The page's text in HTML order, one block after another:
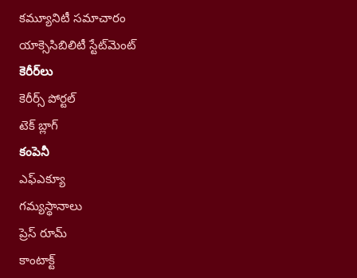
కమ్యూనిటీ సమాచారం
యాక్సెసిబిలిటీ స్టేట్‌మెంట్
కెరీర్‌లు
కెరీర్స్ పోర్టల్
టెక్ బ్లాగ్
కంపెనీ
ఎఫ్ఎక్యూ
గమ్యస్థానాలు
ప్రెస్ రూమ్
కాంటాక్ట్